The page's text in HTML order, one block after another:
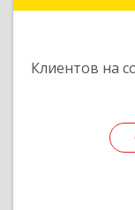
Клиентов на